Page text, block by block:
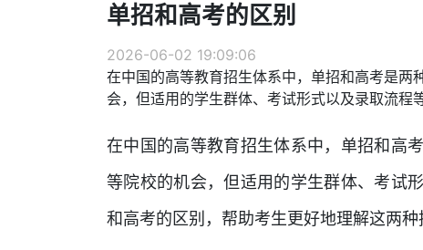
单招和高考的区别
2026-06-02 19:09:06
在中国的高等教育招生体系中，单招和高考是
会，但适用的学生群体、考试形式以及录取流
在中国的高等教育招生体系中，单招和高
等院校的机会，但适用的学生群体、考试
和高考的区别，帮助考生更好地理解这两种